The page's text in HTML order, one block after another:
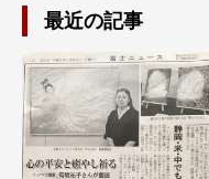
最近の記事